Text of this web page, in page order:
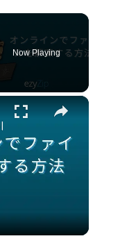
Now Playing
×
を解凍する方法 (